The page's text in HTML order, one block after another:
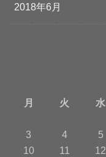
2018年6月
月
火 水
3
4 5
10
11 12